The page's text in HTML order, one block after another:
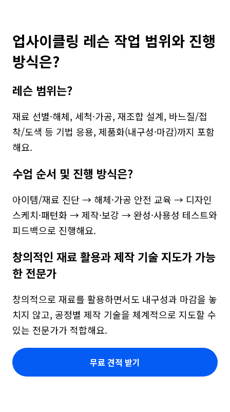
업사이클링 레슨 작업 범위와 진행
방식은?
레슨 범위는?
재료 선별·해체, 세척·가공, 재조합 설계, 바느질/접
착/도색 등 기법 응용, 제품화(내구성·마감)까지 포함
해요.
수업 순서 및 진행 방식은?
아이템/재료 진단 → 해체·가공 안전 교육 → 디자인
스케치·패턴화 → 제작·보강 → 완성·사용성 테스트와
피드백으로 진행해요.
창의적인 재료 활용과 제작 기술 지도가 가능
한 전문가
창의적으로 재료를 활용하면서도 내구성과 마감을 놓
치지 않고, 공정별 제작 기술을 체계적으로 지도할 수
있는 전문가가 적합해요.
무료 견적 받기